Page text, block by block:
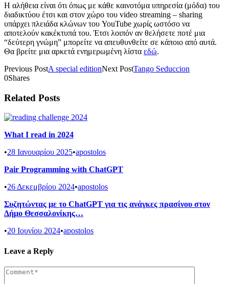
Η αλήθεια είναι ότι όπως με κάθε καινοτόμα υπηρεσία (μόδα) του
διαδικτύου έτσι και στον χώρο του video streaming – sharing
υπάρχει πλειάδα κλώνων του YouTube χωρίς ωστόσο να
αποτελούν κακέκτυπά του. Έτσι λοιπόν αν θελήσετε ποτέ μια
“δεύτερη γνώμη” μπορείτε να απευθυνθείτε σε κάποιο από αυτά.
Θα βρείτε μια αρκετά ενημερωμένη λίστα εδώ.
Previous PostA special editionNext PostTango Seduccion
0Shares
Related Posts
What I read in 2024
•28 Ιανουαρίου 2025•apostolos
Pair Programming with ChatGPT
•26 Δεκεμβρίου 2024•apostolos
Συζητώντας με το ChatGPT για τις ανάγκες πρασίνου στον
Δήμο Θεσσαλονίκης…
•20 Ιουνίου 2024•apostolos
Leave a Reply